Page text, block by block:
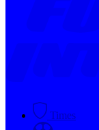
Times